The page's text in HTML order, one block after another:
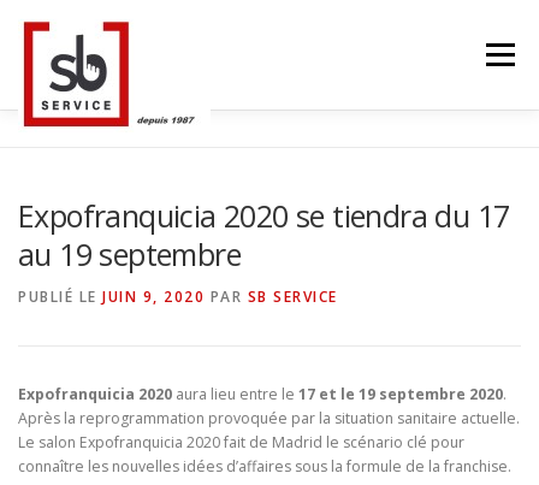
contenu
Menu
BLOG
Expofranquicia 2020 se tiendra du 17
au 19 septembre
PUBLIÉ LE JUIN 9, 2020 PAR SB SERVICE
Expofranquicia 2020 aura lieu entre le 17 et le 19 septembre 2020.
Après la reprogrammation provoquée par la situation sanitaire actuelle.
Le salon Expofranquicia 2020 fait de Madrid le scénario clé pour
connaître les nouvelles idées d’affaires sous la formule de la franchise.